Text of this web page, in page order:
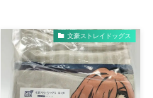
文豪ストレイドッグス